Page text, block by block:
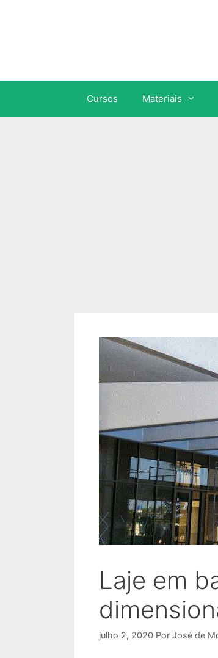
Cursos Materiais
Laje em
julho 2, 2020 Por José de